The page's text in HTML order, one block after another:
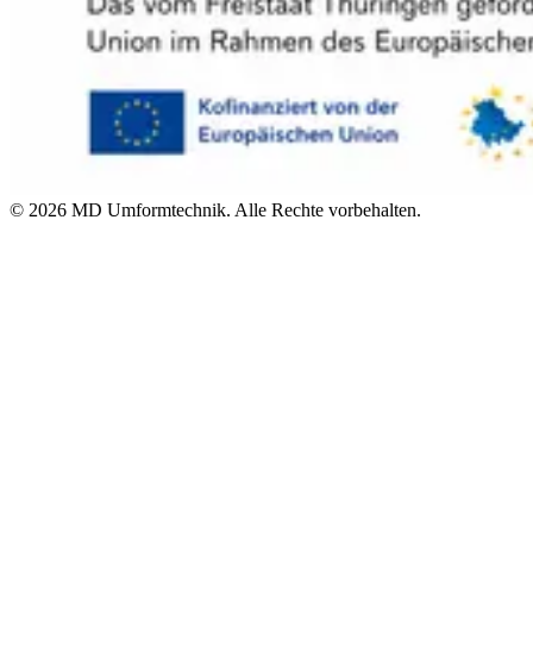
© 2026 MD Umformtechnik. Alle Rechte vorbehalten.